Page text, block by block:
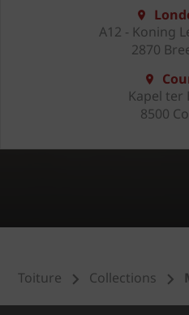
A12 - Koning
2870
Kapel ter
8500
Toiture Collections